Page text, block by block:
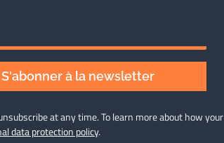
S'abonner à la newsletter
at any time. To learn more about how your
data protection policy.